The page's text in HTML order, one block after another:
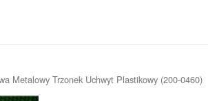
Metalowy Trzonek Uchwyt Plastikowy (200-0460)